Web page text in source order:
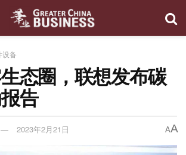
设备
态圈，联想发布碳
告
2023年2月21日 AA